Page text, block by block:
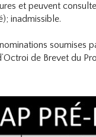
et peuvent
inadmissible.
soumises
de Brevet du